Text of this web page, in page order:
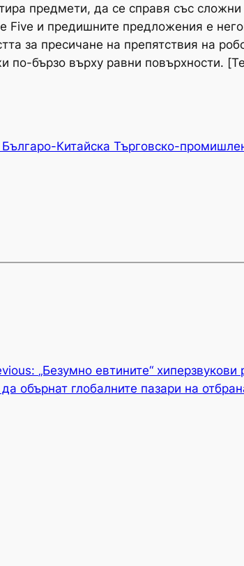
предмети, да се справя със
Five и предишните предложения е
за пресичане на препятствия на
по-бързо върху равни повърхности.
Китайска Търговско-
„Безумно евтините“ хиперзвукови
да обърнат глобалните пазари на